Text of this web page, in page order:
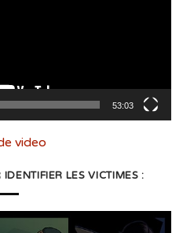
53:03
video
LES VICTIMES :